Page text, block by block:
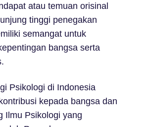
atau temuan orisinal
tinggi penegakan
semangat untuk
bangsa serta
Psikologi di Indonesia
kepada bangsa dan
Ilmu Psikologi yang